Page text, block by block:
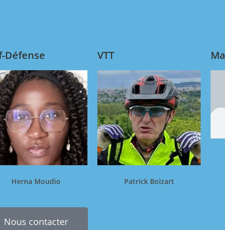
Défense
Herna Moudio
VTT
Patrick Boizart
Nous contacter